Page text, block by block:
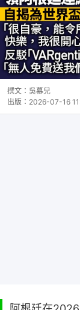
撰文： 吳慕兒
出版： 2026-07-16